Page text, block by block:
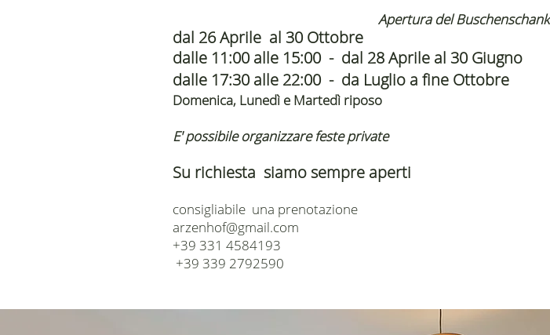
Apertura del Buschenschank
dal 26 Aprile al 30 Ottobre
dalle 11:00 alle 15:00 - dal 28 Aprile al 30 Giugno
dalle 17:30 alle 22:00 - da Luglio a fine Ottobre
Domenica, Lunedì e Martedì riposo
​E' possibile organizzare feste private
Su richiesta siamo sempre aperti
consigliabile una prenotazione
arzenhof@gmail.com
+39 331 4584193
+39 339 2792590